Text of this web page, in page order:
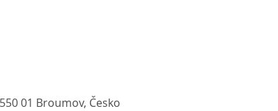
01 Broumov, Česko